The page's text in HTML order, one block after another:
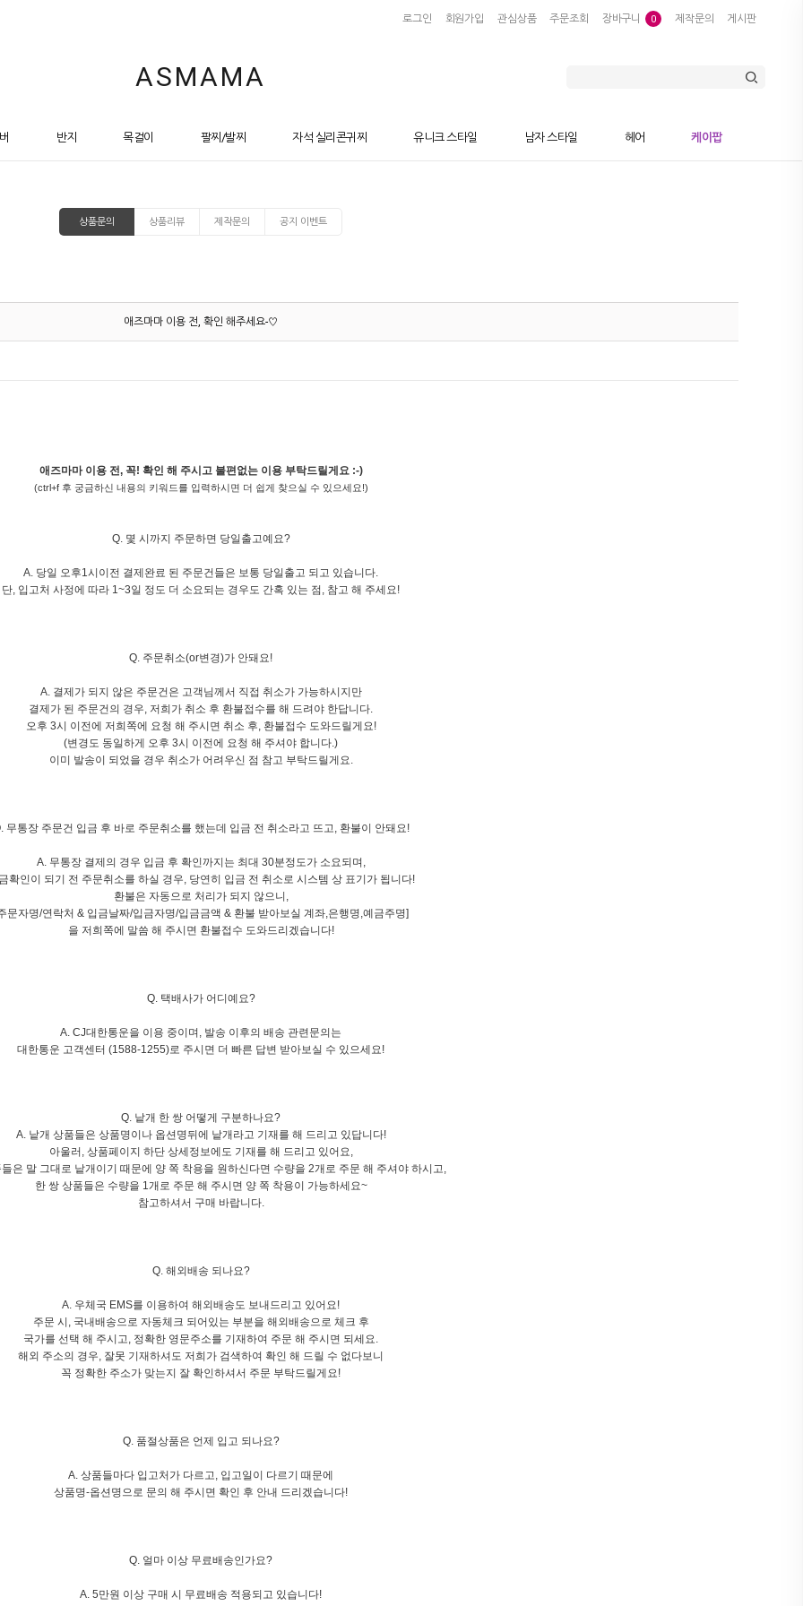
로그인 회원가입 관심상품 주문조회 장바구니 0 제작문의 게시판
ASMAMA
반지 목걸이 팔찌/발찌 자석 실리콘귀찌 유니크 스타일 남자 스타일 헤어 케이팝
상품문의 상품리뷰 제작문의 공지 이벤트
애즈마마 이용 전, 확인 해주세요-♡
애즈마마 이용 전, 꼭! 확인 해 주시고 불편없는 이용 부탁드릴게요 :-)
(ctrl+f 후 궁금하신 내용의 키워드를 입력하시면 더 쉽게 찾으실 수 있으세요!)
Q. 몇 시까지 주문하면 당일출고예요?
A. 당일 오후1시이전 결제완료 된 주문건들은 보통 당일출고 되고 있습니다.
단, 입고처 사정에 따라 1~3일 정도 더 소요되는 경우도 간혹 있는 점, 참고 해 주세요!
Q. 주문취소(or변경)가 안돼요!
A. 결제가 되지 않은 주문건은 고객님께서 직접 취소가 가능하시지만
결제가 된 주문건의 경우, 저희가 취소 후 환불접수를 해 드려야 한답니다.
오후 3시 이전에 저희쪽에 요청 해 주시면 취소 후, 환불접수 도와드릴게요!
(변경도 동일하게 오후 3시 이전에 요청 해 주셔야 합니다.)
이미 발송이 되었을 경우 취소가 어려우신 점 참고 부탁드릴게요.
무통장 주문건 입금 후 바로 주문취소를 했는데 입금 전 취소라고 뜨고, 환불이 안돼요!
A. 무통장 결제의 경우 입금 후 확인까지는 최대 30분정도가 소요되며,
확인이 되기 전 주문취소를 하실 경우, 당연히 입금 전 취소로 시스템 상 표기가 됩니다!
환불은 자동으로 처리가 되지 않으니,
문자명/연락처 & 입금날짜/입금자명/입금금액 & 환불 받아보실 계좌,은행명,예금주명]
을 저희쪽에 말씀 해 주시면 환불접수 도와드리겠습니다!
Q. 택배사가 어디예요?
A. CJ대한통운을 이용 중이며, 발송 이후의 배송 관련문의는
대한통운 고객센터 (1588-1255)로 주시면 더 빠른 답변 받아보실 수 있으세요!
Q. 낱개 한 쌍 어떻게 구분하나요?
A. 낱개 상품들은 상품명이나 옵션명뒤에 낱개라고 기재를 해 드리고 있답니다!
아울러, 상품페이지 하단 상세정보에도 기재를 해 드리고 있어요,
은 말 그대로 낱개이기 때문에 양 쪽 착용을 원하신다면 수량을 2개로 주문 해 주셔야 하시고,
한 쌍 상품들은 수량을 1개로 주문 해 주시면 양 쪽 착용이 가능하세요~
참고하셔서 구매 바랍니다.
Q. 해외배송 되나요?
A. 우체국 EMS를 이용하여 해외배송도 보내드리고 있어요!
주문 시, 국내배송으로 자동체크 되어있는 부분을 해외배송으로 체크 후
국가를 선택 해 주시고, 정확한 영문주소를 기재하여 주문 해 주시면 되세요.
해외 주소의 경우, 잘못 기재하셔도 저희가 검색하여 확인 해 드릴 수 없다보니
꼭 정확한 주소가 맞는지 잘 확인하셔서 주문 부탁드릴게요!
Q. 품절상품은 언제 입고 되나요?
A. 상품들마다 입고처가 다르고, 입고일이 다르기 때문에
상품명-옵션명으로 문의 해 주시면 확인 후 안내 드리겠습니다!
Q. 얼마 이상 무료배송인가요?
A. 5만원 이상 구매 시 무료배송 적용되고 있습니다!